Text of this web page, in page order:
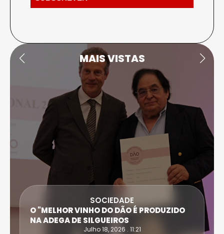
MAIS VISTAS
SOCIEDADE
O "MELHOR VINHO DO DÃO É PRODUZIDO
NA ADEGA DE SILGUEIROS
Julho 18, 2026 . 11:21